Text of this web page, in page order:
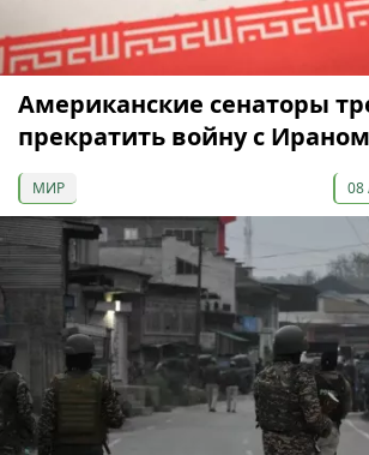
Американские сенаторы
прекратить войну с Ираном
МИР 08